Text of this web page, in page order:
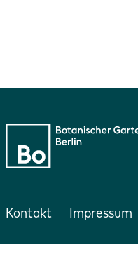
Kontakt Impressum